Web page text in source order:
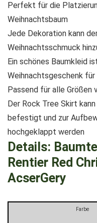
Perfekt für die
Weihnachtsbaum
Jede Dekoration kann
Weihnachtsschmuck
Ein schönes Baumkleid
Weihnachtsgeschenk für
Passend für alle Größen
Der Rock Tree Skirt
befestigt und zur
hochgeklappt werden
Details:
Rentier Red
AcserGery
Farbe